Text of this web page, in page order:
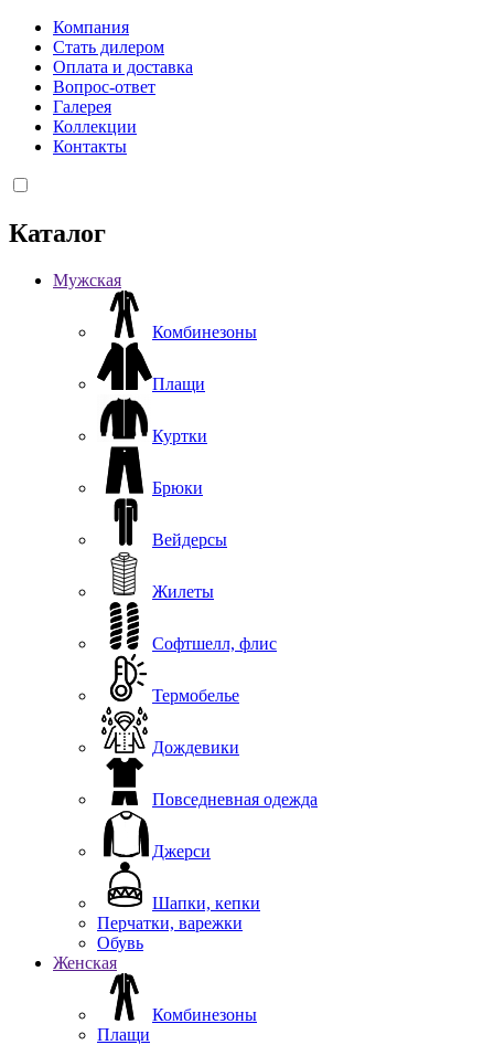
Компания
Стать дилером
Оплата и доставка
Вопрос-ответ
Галерея
Коллекции
Контакты
Каталог
Мужская
Комбинезоны
Плащи
Куртки
Брюки
Вейдерсы
Жилеты
Софтшелл, флис
Термобелье
Дождевики
Повседневная одежда
Джерси
Шапки, кепки
Перчатки, варежки
Обувь
Женская
Комбинезоны
Плащи